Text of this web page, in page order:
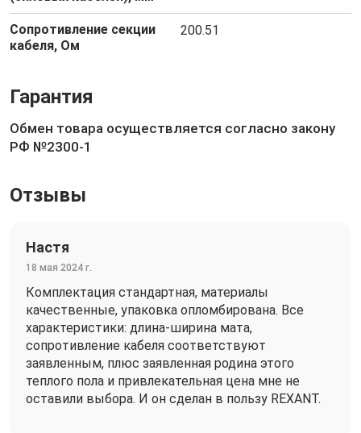
Сопротивление секции
кабеля, Ом
200.51
Гарантия
Обмен товара осуществляется согласно закону
РФ №2300-1
Отзывы
Настя
18 мая 2024 г.
Комплектация стандартная, материалы
качественные, упаковка опломбирована. Все
характеристики: длина-ширина мата,
сопротивление кабеля соответствуют
заявленным, плюс заявленная родина этого
теплого пола и привлекательная цена мне не
оставили выбора. И он сделан в пользу REXANT.